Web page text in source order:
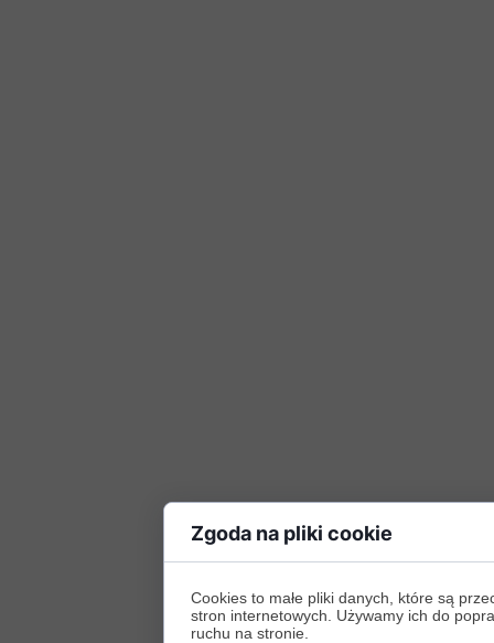
Zgoda na pliki cookie
Cookies to małe pliki danych, które są
stron internetowych. Używamy ich do
ruchu na stronie.